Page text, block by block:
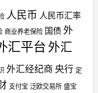
人民币 人民币汇率
商业养老保险 国债 外
汇平台 外汇
外汇经纪商 央行 定
支付宝 泛欧交易所 盛宝